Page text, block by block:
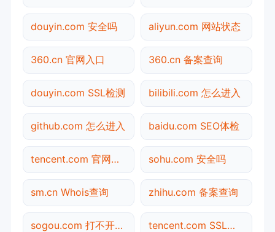
douyin.com 安全吗 aliyun.com 网站状态
360.cn 官网入口 360.cn 备案查询
douyin.com SSL检测 bilibili.com 怎么进入
github.com 怎么进入 baidu.com SEO体检
tencent.com 官网入口 sohu.com 安全吗
sm.cn Whois查询 zhihu.com 备案查询
sogou.com 打不开检测 tencent.com SSL检测